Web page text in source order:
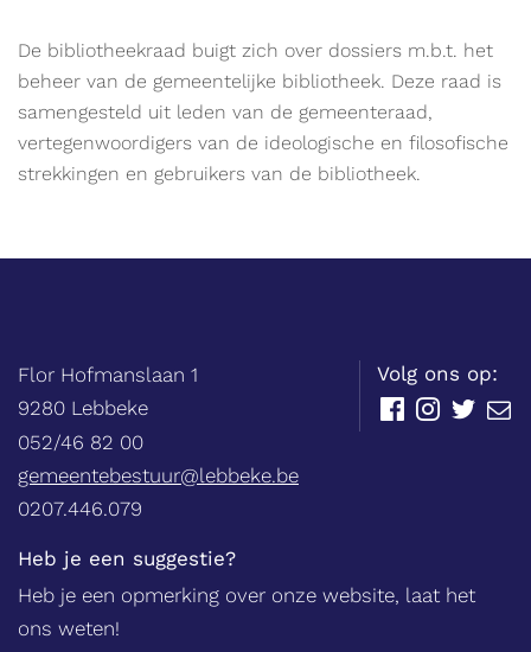
Naar
content
De bibliotheekraad buigt zich over dossiers m.b.t. het
beheer van de gemeentelijke bibliotheek. Deze raad is
samengesteld uit leden van de gemeenteraad,
vertegenwoordigers van de ideologische en filosofische
strekkingen en gebruikers van de bibliotheek.
Balie
Adres
Flor Hofmanslaan 1
,9280 Lebbeke
052/46 82 00
E-
mail
gemeentebestuur@lebbeke.be
Ondernemingsnummer
0207.446.079
Heb je een suggestie?
Heb je een opmerking over onze website, laat het
ons weten!
Volg ons op:
FacebookInstagram
Twitter
E-